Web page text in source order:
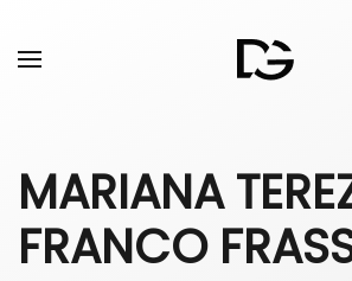
MARIANA
FRANCO